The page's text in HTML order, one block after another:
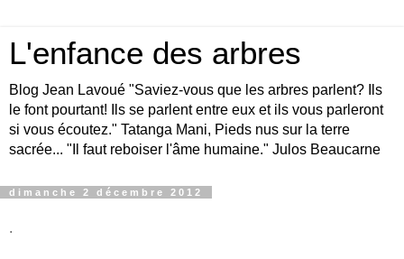
L'enfance des arbres
Blog Jean Lavoué "Saviez-vous que les arbres parlent? Ils
le font pourtant! Ils se parlent entre eux et ils vous parleront
si vous écoutez." Tatanga Mani, Pieds nus sur la terre
sacrée... "Il faut reboiser l'âme humaine." Julos Beaucarne
dimanche 2 décembre 2012
.